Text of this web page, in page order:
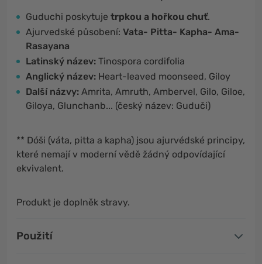
Guduchi poskytuje trpkou a hořkou chuť.
Ajurvedské působení: Vata- Pitta- Kapha- Ama-
Rasayana
Latinský název: Tinospora cordifolia
Anglický název: Heart-leaved moonseed, Giloy
Další názvy: Amrita, Amruth, Ambervel, Gilo, Giloe,
Giloya, Glunchanb... (český název: Guduči)
** Dóši (váta, pitta a kapha) jsou ajurvédské principy,
které nemají v moderní vědě žádný odpovídající
ekvivalent.
Produkt je doplněk stravy.
Použití